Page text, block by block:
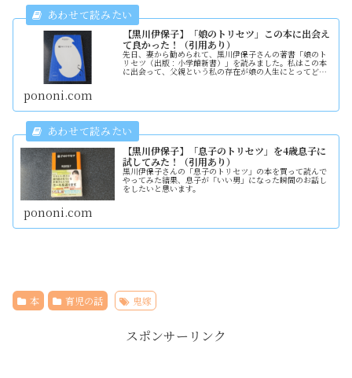
【黒川伊保子】「娘のトリセツ」この本に出会え
て良かった！（引用あり）
先日、妻から勧められて、黒川伊保子さんの著書「娘のト
リセツ（出版：小学館新書）」を読みました。私はこの本
に出会って、父親という私の存在が娘の人生にとってどれ
pononi.com
【黒川伊保子】「息子のトリセツ」を4歳息子に
試してみた！（引用あり）
黒川伊保子さんの「息子のトリセツ」の本を買って読んで
やってみた結果、息子が「いい男」になった瞬間のお話し
をしたいと思います。
pononi.com
本 育児の話 鬼嫁
スポンサーリンク